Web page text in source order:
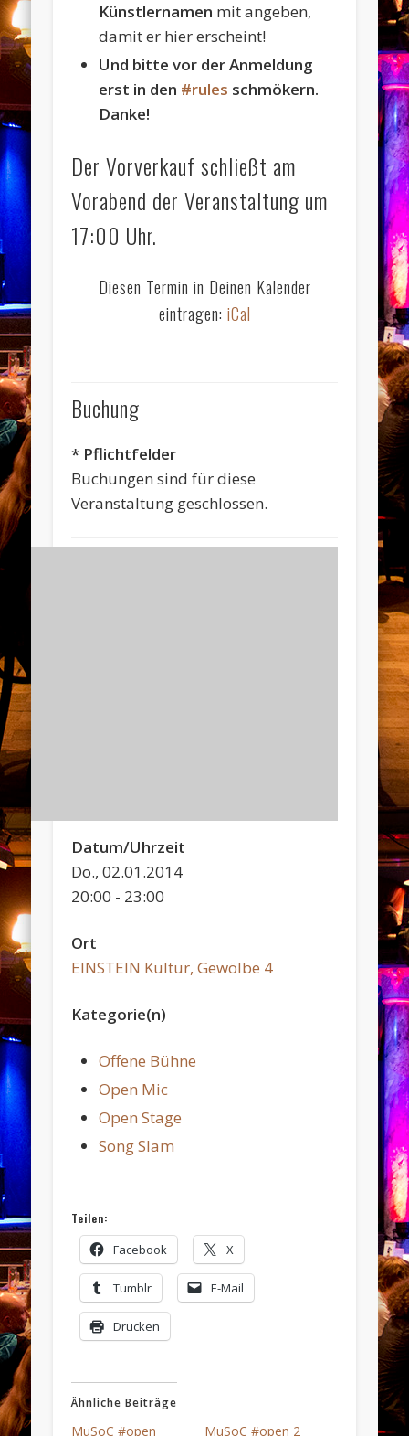
Künstlernamen mit angeben,
damit er hier erscheint!
Und bitte vor der Anmeldung
erst in den #rules schmökern.
Danke!
Der Vorverkauf schließt am
Vorabend der Veranstaltung um
17:00 Uhr.
Diesen Termin in Deinen Kalender
eintragen: iCal
Buchung
* Pflichtfelder
Buchungen sind für diese
Veranstaltung geschlossen.
Datum/Uhrzeit
Do., 02.01.2014
20:00 - 23:00
Ort
EINSTEIN Kultur, Gewölbe 4
Kategorie(n)
Offene Bühne
Open Mic
Open Stage
Song Slam
Teilen:
Facebook X
Tumblr E-Mail
Drucken
Ähnliche Beiträge
MuSoC #open MuSoC #open 2